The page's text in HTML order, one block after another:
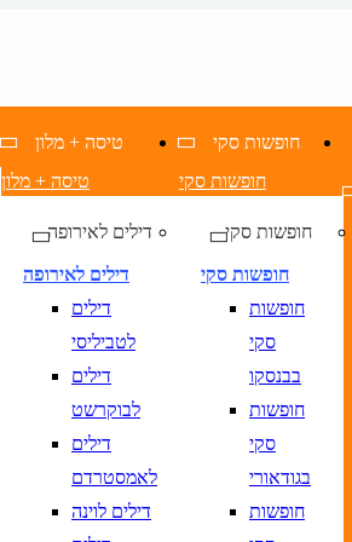
טיסה + מלון
טיסה + מלון
דילים לאירופה
דילים לאירופה
דילים
לטביליסי
דילים
לבוקרשט
דילים
לאמסטרדם
דילים לוינה
חופשות סקי
חופשות סקי
חופשות סקי
חופשות סקי
חופשות
סקי
בבנסקו
חופשות
סקי
בגודאורי
חופשות